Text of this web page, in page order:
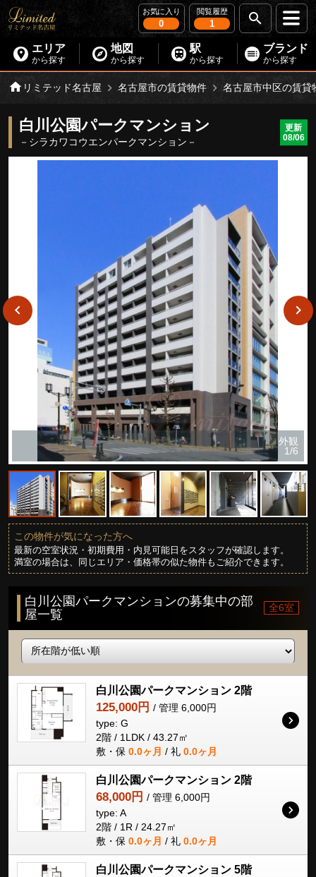
お気に入り
0
閲覧履歴
1
エリア
から探す
地図
から探す
駅
から探す
ブランド
から探す
リミテッド名古屋 名古屋市の賃貸物件 名古屋市中区の賃貸
白川公園パークマンション
－シラカワコウエンパークマンション－
更新
08/06
外観
1/6
この物件が気になった方へ
最新の空室状況・初期費用・内見可能日をスタッフが確認します。
満室の場合は、同じエリア・価格帯の似た物件もご紹介できます。
白川公園パークマンションの募集中の部
屋一覧
全6室
白川公園パークマンション 2階
125,000円 / 管理 6,000円
type: G
2階 / 1LDK / 43.27㎡
敷・保 0.0ヶ月 / 礼 0.0ヶ月
白川公園パークマンション 2階
68,000円 / 管理 6,000円
type: A
2階 / 1R / 24.27㎡
敷・保 0.0ヶ月 / 礼 0.0ヶ月
白川公園パークマンション 5階